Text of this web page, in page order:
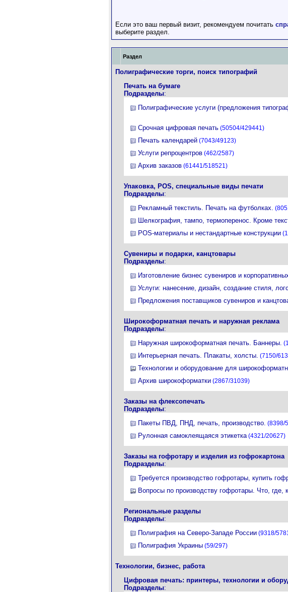
Если это ваш первый визит, рекомендуем почитать
выберите раздел.
Раздел
Полиграфические торги, поиск типографий
Печать на бумаге
Подразделы:
Полиграфические услуги (предложения
Срочная цифровая печать (50504/429441)
Печать календарей (7043/49123)
Услуги репроцентров (462/2587)
Архив заказов (61441/518521)
Упаковка, POS, специальные виды печати
Подразделы:
Рекламный текстиль. Печать на футболках.
Шелкография, тампо, термоперенос. Кроме
POS-материалы и нестандартные конструкции
Сувениры и подарки, канцтовары
Подразделы:
Изготовление бизнес сувениров и
Услуги: нанесение, дизайн, создание стиля,
Предложения поставщиков сувениров и
Широкоформатная печать и наружная реклама
Подразделы:
Наружная широкоформатная печать. Баннеры.
Интерьерная печать. Плакаты, холсты. (7150/
Технологии и оборудование для
Архив широкоформатки (2867/31039)
Заказы на флексопечать
Подразделы:
Пакеты ПВД, ПНД, печать, производство. (8398/
Рулонная самоклеящаяся этикетка(4321/20627)
Заказы на гофротару и изделия из гофрокартона
Подразделы:
Требуется производство гофротары, купить
Вопросы по производству гофротары. Что, где,
Региональные разделы
Подразделы:
Полиграфия на Северо-Западе России (9318/
Полиграфия Украины (59/297)
Технологии, бизнес, работа
Цифровая печать: принтеры, технологии и
Подразделы: